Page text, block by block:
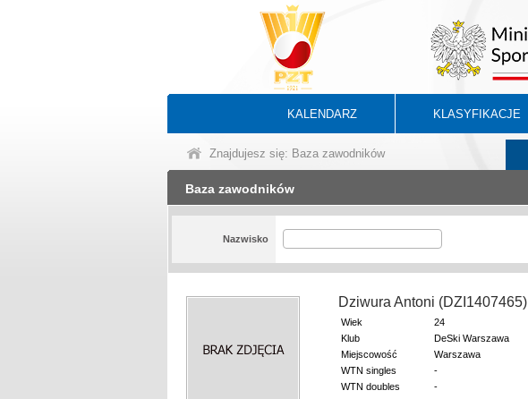
KALENDARZ KLASYFIKACJE
Znajdujesz się: Baza zawodników
Baza zawodników
Nazwisko
Dziwura Antoni (DZI1407465)
Wiek
24
Klub
DeSki Warszawa
Miejscowość
Warszawa
WTN singles
-
WTN doubles
-